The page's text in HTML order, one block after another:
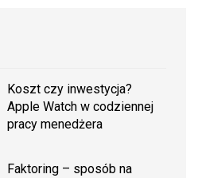
Koszt czy inwestycja?
Apple Watch w codziennej
pracy menedżera
Faktoring – sposób na